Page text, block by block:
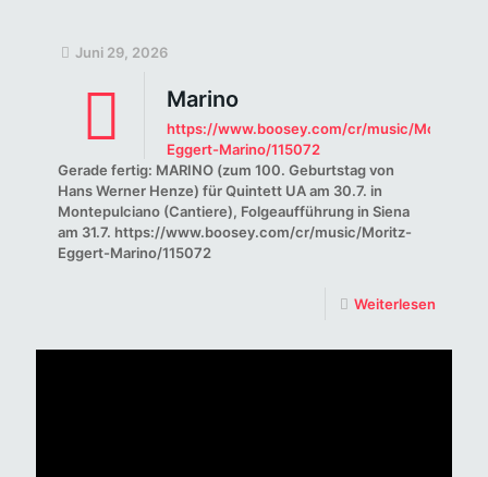
Juni 29, 2026
Marino
https://www.boosey.com/cr/music/Moritz-
Eggert-Marino/115072
Gerade fertig: MARINO (zum 100. Geburtstag von
Hans Werner Henze) für Quintett UA am 30.7. in
Montepulciano (Cantiere), Folgeaufführung in Siena
am 31.7. https://www.boosey.com/cr/music/Moritz-
Eggert-Marino/115072
Weiterlesen